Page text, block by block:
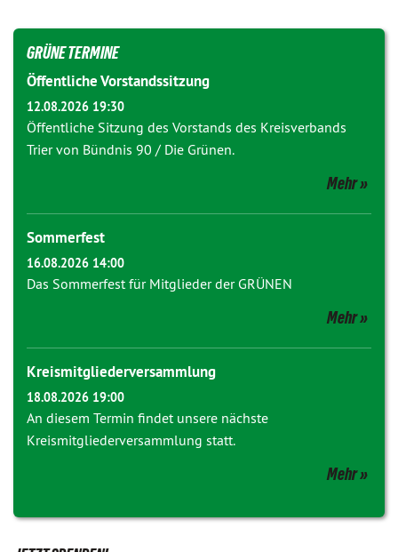
GRÜNE TERMINE
Öffentliche Vorstandssitzung
12.08.2026 19:30
Öffentliche Sitzung des Vorstands des Kreisverbands
Trier von Bündnis 90 / Die Grünen.
Mehr
Sommerfest
16.08.2026 14:00
Das Sommerfest für Mitglieder der GRÜNEN
Mehr
Kreismitgliederversammlung
18.08.2026 19:00
An diesem Termin findet unsere nächste
Kreismitgliederversammlung statt.
Mehr